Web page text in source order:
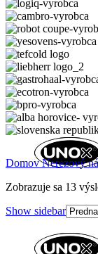
DomovNerezový
Zobrazuje sa 13
Show sidebar